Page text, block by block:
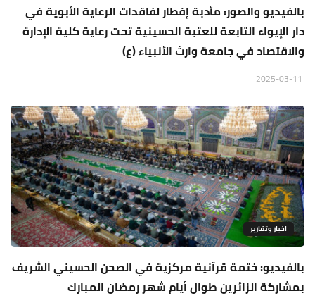
بالفيديو والصور: مأدبة إفطار لفاقدات الرعاية الأبوية في
دار الإيواء التابعة للعتبة الحسينية تحت رعاية كلية الإدارة
والاقتصاد في جامعة وارث الأنبياء (ع)
اخبار وتقارير
بالفيديو: ختمة قرآنية مركزية في الصحن الحسيني الشريف
بمشاركة الزائرين طوال أيام شهر رمضان المبارك